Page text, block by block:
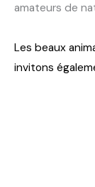
amateurs de
Les beaux
invitons